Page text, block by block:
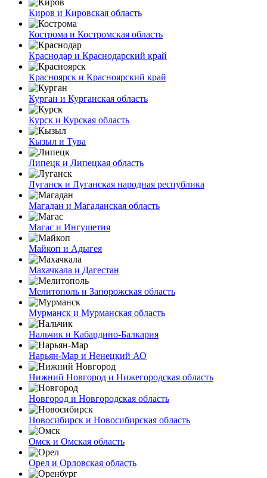
Киров и Кировская область
Кострома и Костромская область
Краснодар и Краснодарский край
Красноярск и Красноярский край
Курган и Курганская область
Курск и Курская область
Кызыл и Тува
Липецк и Липецкая область
Луганск и Луганская народная республика
Магадан и Магаданская область
Магас и Ингушетия
Майкоп и Адыгея
Махачкала и Дагестан
Мелитополь и Запорожская область
Мурманск и Мурманская область
Нальчик и Кабардино-Балкария
Нарьян-Мар и Ненецкий АО
Нижний Новгород и Нижегородская область
Новгород и Новгородская область
Новосибирск и Новосибирская область
Омск и Омская область
Орел и Орловская область